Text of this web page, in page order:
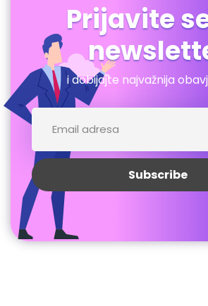
Prijavite
i dobijajte najvažnija